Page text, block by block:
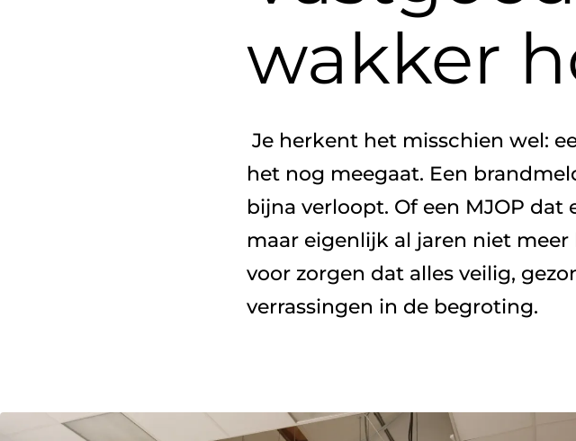
wakker
het nog meegaat. Een
bijna verloopt. Of een MJOP
maar eigenlijk al jaren niet
voor zorgen dat alles veilig,
verrassingen in de begroting.